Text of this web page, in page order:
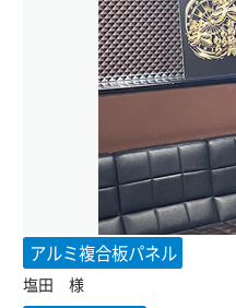
アルミ複合板パネル
塩田 様